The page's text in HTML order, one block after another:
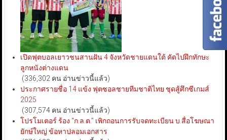
เปิดฟุตบอลเยาวชนสานฝัน 4 จังหวัดชายแดนใต้ คัดไปฝึกทักษะ
ลูกหนังต่างแดน
(336,302 คน อ่านข่าวนี้แล้ว)
ประกาศรายชื่อ 14 แข้ง ฟุตซอลชายทีมชาติไทย ชุดสู้ศึกซีเกมส์
2025
(307,574 คน อ่านข่าวนี้แล้ว)
โปรโมเตอร์ ร้อง “ก.ล.ต.” เพิกถอนการรับจดทะเบียน บ.สื่อโฆษณา
ยักษ์ใหญ่ ข้อหาปลอมเอกสาร